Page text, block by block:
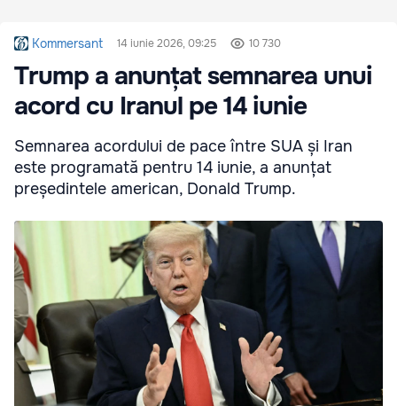
Kommersant 14 iunie 2026, 09:25 10 730
Trump a anunțat semnarea unui
acord cu Iranul pe 14 iunie
Semnarea acordului de pace între SUA și Iran
este programată pentru 14 iunie, a anunțat
președintele american, Donald Trump.